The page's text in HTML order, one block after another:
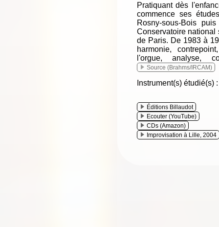
Pratiquant dès
commence ses
Rosny-sous-Bois
Conservatoire national
de Paris. De 1983 à
harmonie,
l'orgue, analyse,
Source (Brahms/IRCAM)
Instrument(s) étudié(s)
Éditions Billaudot
Ecouter (YouTube)
CDs (Amazon)
Improvisation à Lille, 2004